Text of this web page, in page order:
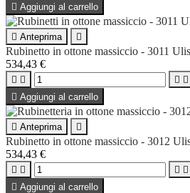
 Aggiungi al carrello
 Anteprima 
Rubinetto in ottone massiccio - 3011
534,43 €
   
 Aggiungi al carrello
 Anteprima 
Rubinetto in ottone massiccio - 3012
534,43 €
   
 Aggiungi al carrello